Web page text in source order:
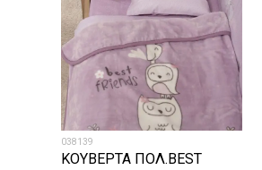
038139
ΚΟΥΒΕΡΤΑ ΠΟΛ.BEST